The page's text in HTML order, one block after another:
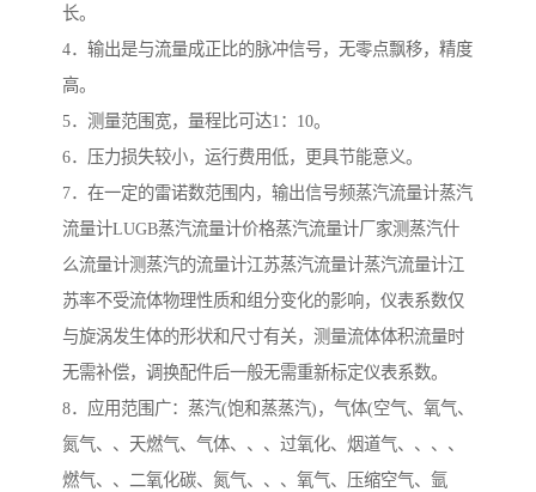
长。
4．输出是与流量成正比的脉冲信号，无零点飘移，精度
高。
5．测量范围宽，量程比可达1：10。
6．压力损失较小，运行费用低，更具节能意义。
7．在一定的雷诺数范围内，输出信号频蒸汽流量计蒸汽
流量计LUGB蒸汽流量计价格蒸汽流量计厂家测蒸汽什
么流量计测蒸汽的流量计江苏蒸汽流量计蒸汽流量计江
苏率不受流体物理性质和组分变化的影响，仪表系数仅
与旋涡发生体的形状和尺寸有关，测量流体体积流量时
无需补偿，调换配件后一般无需重新标定仪表系数。
8．应用范围广：蒸汽(饱和蒸蒸汽)，气体(空气、氧气、
氮气、、天燃气、气体、、、过氧化、烟道气、、、、
燃气、、二氧化碳、氮气、、、氧气、压缩空气、氩